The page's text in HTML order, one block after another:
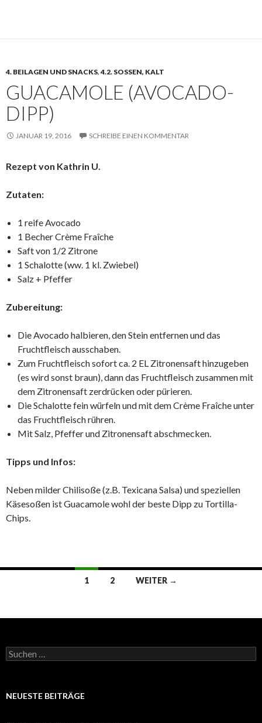
4. BEILAGEN UND SNACKS, 4.2. SOSSEN, KALT
GUACAMOLE (AVOCADO-
DIPP)
JANUAR 19, 2016 SCHREIBE EINEN KOMMENTAR
Rezept von Kathrin U.
Zutaten:
1 reife Avocado
1 Becher Crème Fraîche
Saft von 1/2 Zitrone
1 Schalotte (ww. 1 kl. Zwiebel)
Salz + Pfeffer
Zubereitung:
Die Avocado halbieren, den Stein entfernen und das
Fruchtfleisch ausschaben.
Zum Fruchtfleisch sofort ca. 2 EL Zitronensaft hinzugeben
(es wird sonst braun), dann das Fruchtfleisch zusammen mit
dem Zitronensaft zerdrücken oder pürieren.
Die Schalotte fein würfeln und mit dem Crème Fraîche unter
das Fruchtfleisch rühren.
Mit Salz, Pfeffer und Zitronensaft abschmecken.
Tipps und Infos:
Neben milder Chilisoße (z.B. Texicana Salsa) und speziellen
Käsesoßen ist Guacamole wohl der beste Dipp zu Tortilla-
Chips.
1 2 WEITER →
Suchen
nach:
NEUESTE BEITRÄGE